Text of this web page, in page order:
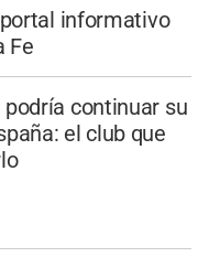
informativo
Fe
continuar su
el club que